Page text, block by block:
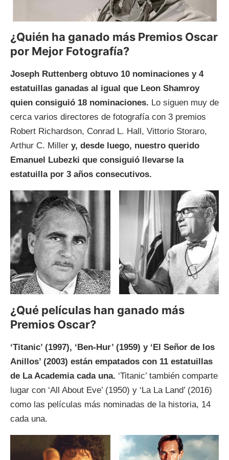
¿Quién ha ganado más Premios Oscar
por Mejor Fotografía?
Joseph Ruttenberg obtuvo 10 nominaciones y 4
estatuillas ganadas al igual que Leon Shamroy
quien consiguió 18 nominaciones. Lo siguen muy de
cerca varios directores de fotografía con 3 premios
Robert Richardson, Conrad L. Hall, Vittorio Storaro,
Arthur C. Miller y, desde luego, nuestro querido
Emanuel Lubezki que consiguió llevarse la
estatuilla por 3 años consecutivos.
¿Qué películas han ganado más
Premios Oscar?
‘Titanic’ (1997), ‘Ben-Hur’ (1959) y ‘El Señor de los
Anillos’ (2003) están empatados con 11 estatuillas
de La Academia cada una. ‘Titanic’ también comparte
lugar con ‘All About Eve’ (1950) y ‘La La Land’ (2016)
como las películas más nominadas de la historia, 14
cada una.